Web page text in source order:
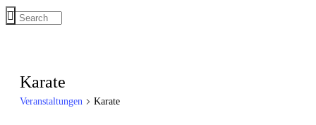
Karate
Veranstaltungen Karate